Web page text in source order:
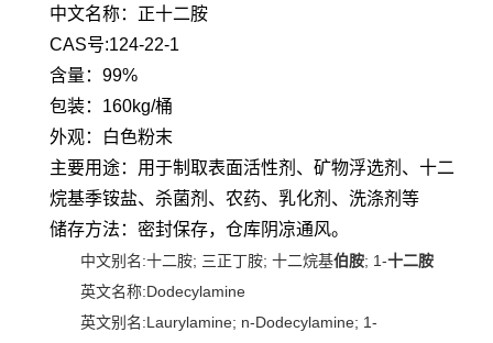
中文名称：正十二胺
CAS号:124-22-1
含量：99%
包装：160kg/桶
外观：白色粉末
主要用途：用于制取表面活性剂、矿物浮选剂、十二
烷基季铵盐、杀菌剂、农药、乳化剂、洗涤剂等
储存方法：密封保存，仓库阴凉通风。
中文别名:十二胺; 三正丁胺; 十二烷基伯胺; 1-十二胺
英文名称:Dodecylamine
英文别名:Laurylamine; n-Dodecylamine; 1-